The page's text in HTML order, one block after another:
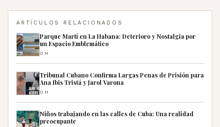
ARTÍCULOS RELACIONADOS
Parque Martí en La Habana: Deterioro y Nostalgia por
un Espacio Emblemático
0H
Tribunal Cubano Confirma Largas Penas de Prisión para
Ana Ibis Tristá y Jarol Varona
0H
Niños trabajando en las calles de Cuba: Una realidad
preocupante